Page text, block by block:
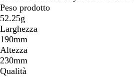
Peso prodotto
52.25g
Larghezza
190mm
Altezza
230mm
Qualità